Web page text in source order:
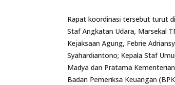
Rapat koordinasi tersebut turut
Staf Angkatan Udara, Marsekal
Kejaksaan Agung, Febrie
Syahardiantono; Kepala Staf
Madya dan Pratama
Badan Pemeriksa Keuangan